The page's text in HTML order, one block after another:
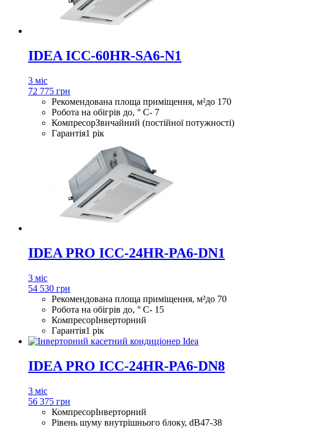
IDEA ICC-60HR-SA6-N1
3 міс
72 775 грн
Рекомендована площа приміщення, м²до 170
Робота на обігрів до, ° С- 7
КомпресорЗвичайний (постійної потужності)
Гарантія1 рік
IDEA PRO ICC-24HR-PA6-DN1
3 міс
54 530 грн
Рекомендована площа приміщення, м²до 70
Робота на обігрів до, ° С- 15
КомпресорІнверторний
Гарантія1 рік
IDEA PRO ICC-24HR-PA6-DN8
3 міс
56 375 грн
КомпресорІнверторний
Рівень шуму внутрішнього блоку, dB47-38